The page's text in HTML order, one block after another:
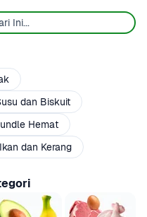
dan Biskuit
Hemat
Ikan dan Kerang